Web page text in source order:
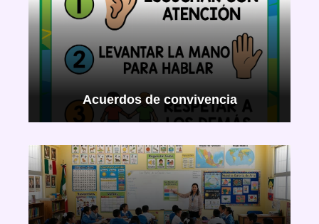
Acuerdos de convivencia